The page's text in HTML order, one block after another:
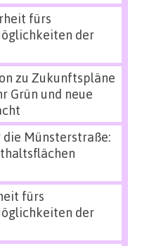
fürs
der
zu Zukunftspläne
Grün und neue
Münsterstraße:
fürs
der